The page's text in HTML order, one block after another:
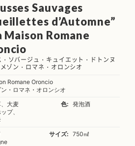
Sauvages
d’Automne”
Maison Romane
・ソバージュ・キュイエット・ドトンヌ
ゾン・ロマネ・オロンシオ
Romane Oroncio
・ロマネ・オロンシオ
大麦
プ、
色: 発泡酒
サイズ: 750㎖